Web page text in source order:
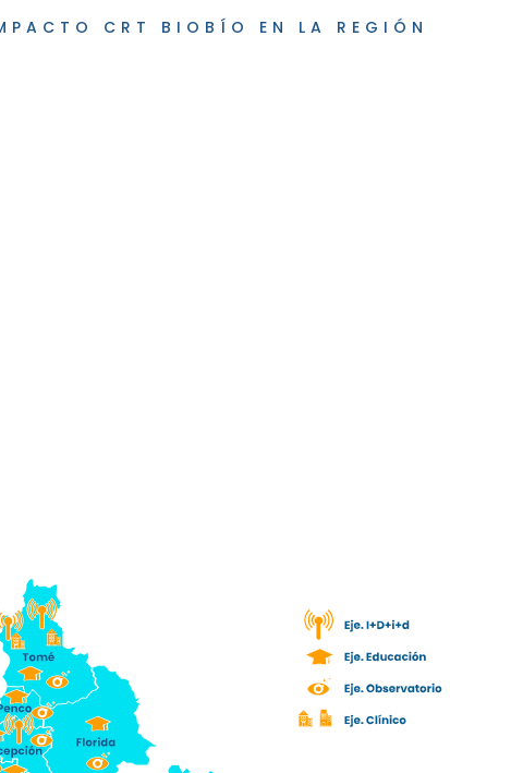
CRT BIOBÍO EN LA REGIÓN